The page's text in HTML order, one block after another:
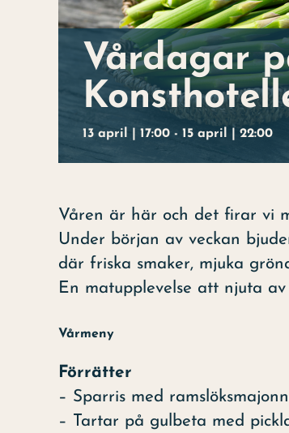
Vårdagar
13 april | 17:00 - 15 april | 22:00
Våren är här och det firar vi
Under början av veckan
där friska smaker, mjuka
En matupplevelse att njuta
Vårmeny
Förrätter
– Sparris med
– Tartar på gulbeta med